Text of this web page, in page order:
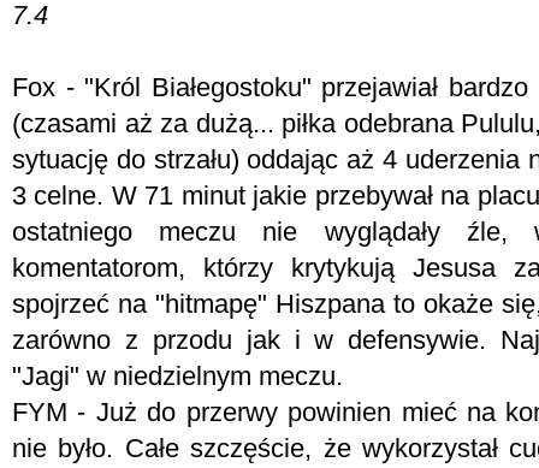
7.4
Fox - "Król Białegostoku" przejawiał
(czasami aż za dużą... piłka odebrana
sytuację do strzału) oddając aż 4 uderzenia
3 celne. W 71 minut jakie przebywał na
ostatniego meczu nie wyglądały
komentatorom, którzy krytykują Jesusa
spojrzeć na "hitmapę" Hiszpana to okaże
zarówno z przodu jak i w defensywie.
"Jagi" w niedzielnym meczu.
FYM - Już do przerwy powinien mieć na
nie było. Całe szczęście, że wykorzystał